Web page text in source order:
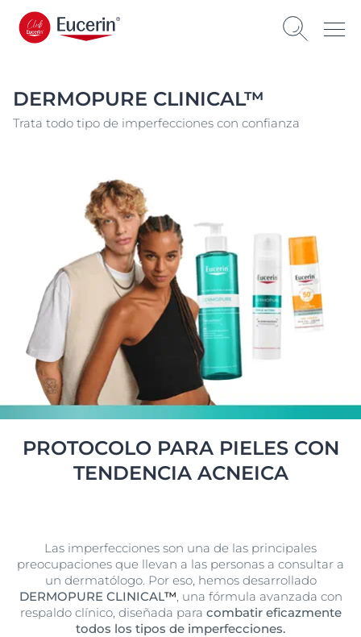
DERMOPURE CLINICAL™
Trata todo tipo de imperfecciones con confianza
PROTOCOLO PARA PIELES CON
TENDENCIA ACNEICA
Las imperfecciones son una de las principales
preocupaciones que llevan a las personas a consultar a
un dermatólogo. Por eso, hemos desarrollado
DERMOPURE CLINICAL™, una fórmula avanzada con
respaldo clínico, diseñada para combatir eficazmente
todos los tipos de imperfecciones.